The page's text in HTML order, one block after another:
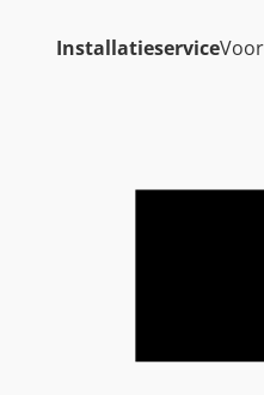
Installatieservice